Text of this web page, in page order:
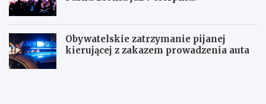
Obywatelskie zatrzymanie pijanej
kierującej z zakazem prowadzenia auta
G
B